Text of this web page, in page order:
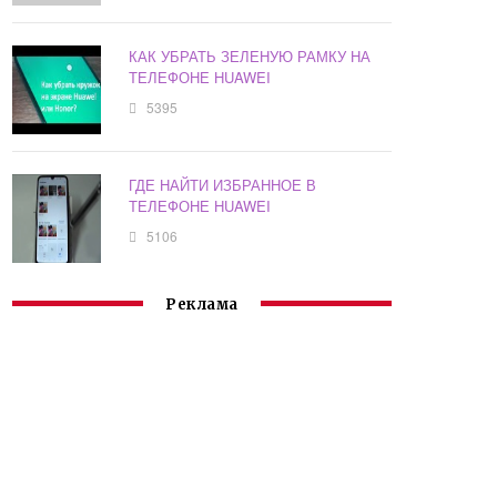
КАК УБРАТЬ ЗЕЛЕНУЮ РАМКУ НА
ТЕЛЕФОНЕ HUAWEI
5395
ГДЕ НАЙТИ ИЗБРАННОЕ В
ТЕЛЕФОНЕ HUAWEI
5106
Реклама